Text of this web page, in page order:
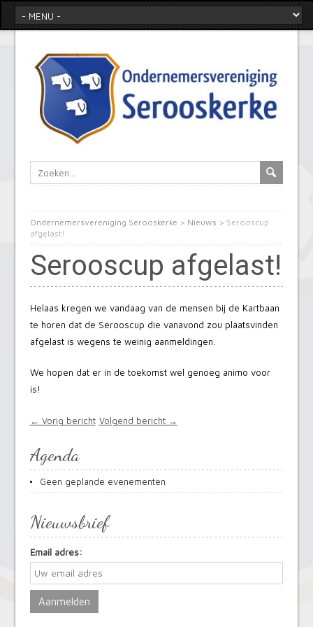
Ondernemersvereniging Serooskerke > Nieuws > Serooscup
afgelast!
Serooscup afgelast!
Helaas kregen we vandaag van de mensen bij de Kartbaan
te horen dat de Serooscup die vanavond zou plaatsvinden
afgelast is wegens te weinig aanmeldingen.
We hopen dat er in de toekomst wel genoeg animo voor
is!
← Vorig bericht Volgend bericht →
Agenda
Geen geplande evenementen
Nieuwsbrief
Email adres: